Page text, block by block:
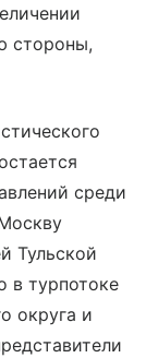
стороны,
среди
Тульской
в турпотоке
округа и